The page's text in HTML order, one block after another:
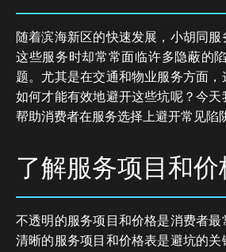
随着滨海新区的快速发展，小胡同
这些服务时却常常面临许多隐蔽的
题。尤其是在交通和物业服务方面
如何才能有效地避开这些坑呢？今
帮助消费者在服务选择上避开常见陷
了解服务项目和
不透明的服务项目和价格是消费者
清晰的服务项目和价格表是避坑的